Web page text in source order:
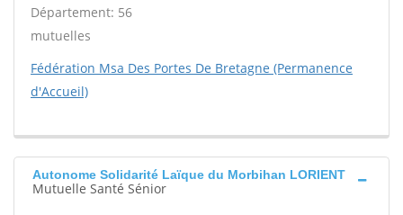
Département: 56
mutuelles
Fédération Msa Des Portes De Bretagne (Permanence
d'Accueil)
Autonome Solidarité Laïque du Morbihan LORIENT
Mutuelle Santé Sénior